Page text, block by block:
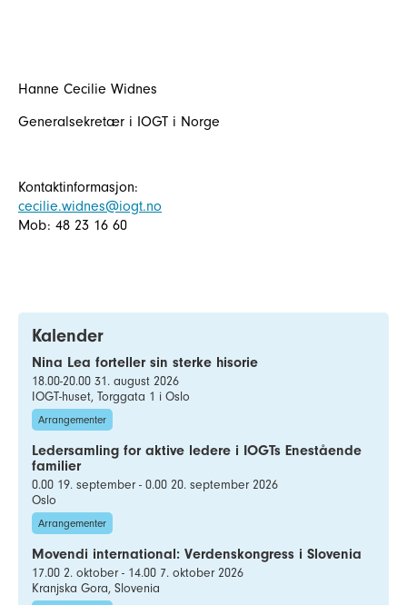
Hanne Cecilie Widnes
Generalsekretær i IOGT i Norge
Kontaktinformasjon:
cecilie.widnes@iogt.no
Mob: 48 23 16 60
Kalender
Nina Lea forteller sin sterke hisorie
18.00-20.00 31. august 2026
IOGT-huset, Torggata 1 i Oslo
Arrangementer
Ledersamling for aktive ledere i IOGTs Enestående
familier
0.00 19. september - 0.00 20. september 2026
Oslo
Arrangementer
Movendi international: Verdenskongress i Slovenia
17.00 2. oktober - 14.00 7. oktober 2026
Kranjska Gora, Slovenia